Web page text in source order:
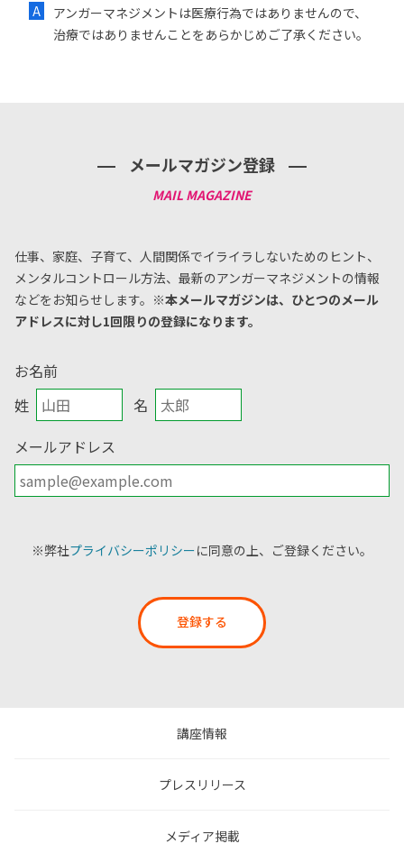
アンガーマネジメントは医療行為ではありませんので、
治療ではありませんことをあらかじめご了承ください。
メールマガジン登録
仕事、家庭、子育て、人間関係でイライラしないためのヒント、
メンタルコントロール方法、 最新のアンガーマネジメントの情報
などをお知らせします。 ※本メールマガジンは、ひとつのメール
アドレスに対し1回限りの登録になります。
お名前
姓
名
メールアドレス
※弊社プライバシーポリシーに同意の上、ご登録ください。
登録する
講座情報
プレスリリース
メディア掲載